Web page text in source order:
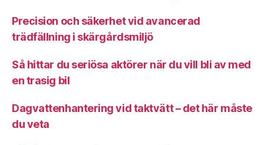
Precision och säkerhet vid avancerad
trädfällning i skärgårdsmiljö
Så hittar du seriösa aktörer när du vill bli av med
en trasig bil
Dagvattenhantering vid taktvätt – det här måste
du veta